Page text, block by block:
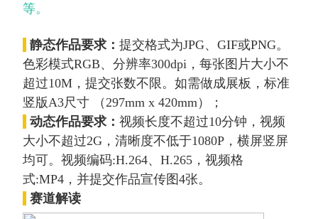
等。
静态作品要求：提交格式为JPG、GIF或PNG。
色彩模式RGB、分辨率300dpi，每张图片大小不
超过10M，提交张数不限。如需做成展板，标准
竖版A3尺寸 （297mm x 420mm）；
动态作品要求：视频长度不超过10分钟，视频
大小不超过2G，清晰度不低于1080P，横屏竖屏
均可。视频编码:H.264、H.265，视频格
式:MP4，并提交作品宣传图4张。
赛道解读